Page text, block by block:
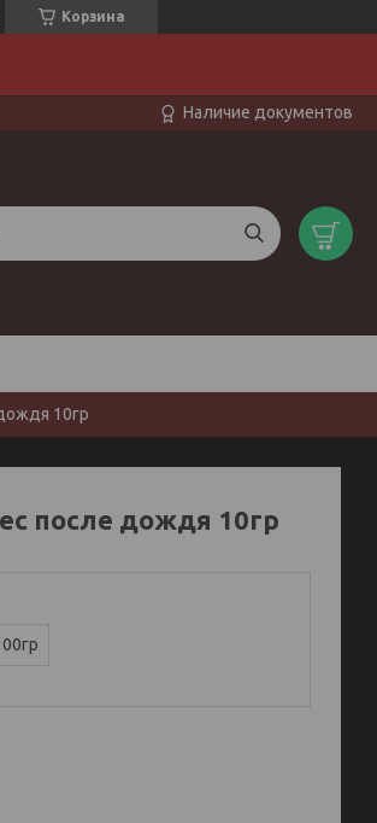
Корзина
Наличие документов
10гр
после дождя 10гр